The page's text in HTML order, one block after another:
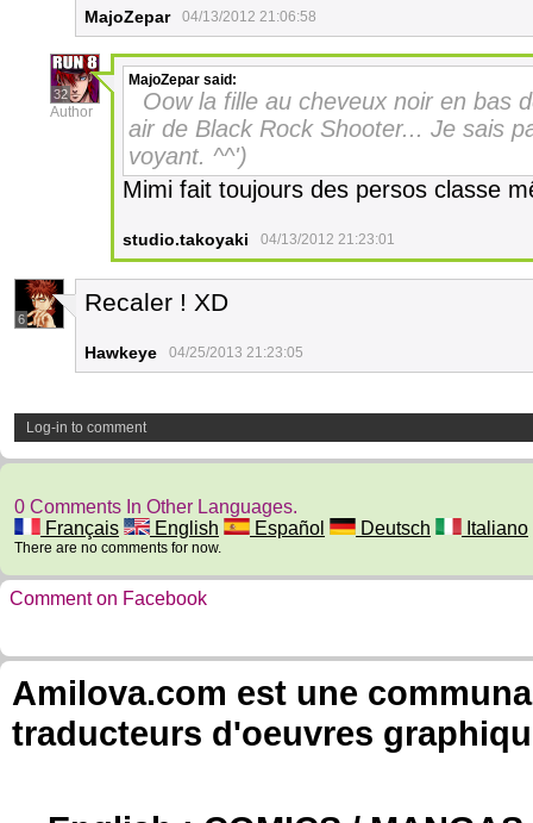
MajoZepar 04/13/2012 21:06:58
32
Author
MajoZepar said:
Oow la fille au cheveux noir en bas
air de Black Rock Shooter... Je sais
voyant. ^^')
Mimi fait toujours des persos classe
studio.takoyaki 04/13/2012 21:23:01
6
Recaler ! XD
Hawkeye 04/25/2013 21:23:05
Log-in to comment
0 Comments In Other Languages.
Français
English Español Deutsch Italiano
There are no comments for now.
Comment on Facebook
Amilova.com est une
traducteurs d'oeuvres